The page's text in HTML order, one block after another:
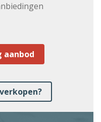
aanbod